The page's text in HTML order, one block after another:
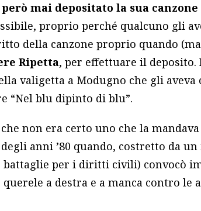
mai depositato la sua canzone
proprio perché qualcuno gli
della canzone proprio quando
Ripetta, per effettuare il deposito.
valigetta a Modugno che gli
“Nel blu dipinto di blu”.
non era certo uno che la
anni ’80 quando, costretto da
per i diritti civili) convocò
a destra e a manca contro le